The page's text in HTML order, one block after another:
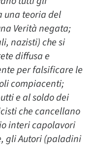
una teoria del
Verità negata;
nazisti) che si
diffusa e
per falsificare le
compiacenti;
e al soldo dei
che cancellano
interi capolavori
gli Autori (paladini